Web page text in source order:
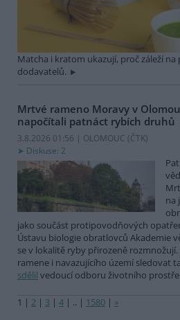
Matcha i kratom ukazují, proč záleží
dodavatelů.
Mrtvé rameno Moravy v
napočítali patnáct rybích druhů
3.8.2026 01:56 | OLOMOUC (ČTK)
Diskuse: 2
na
jako součást protipovodňových
Ústavu biologie obratlovců Akademie
se v lokalitě ryby přirozeně
ramene i navazujícího území sledovat
sdělil vedoucí odboru životního
1 | 2 | 3 | 4 | .. | 1580 | »